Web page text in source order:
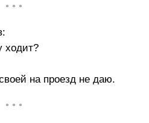
• • •
ходит?
на проезд не даю.
• • •